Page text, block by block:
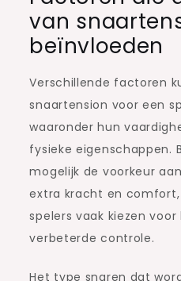
van
beïnvloeden
Verschillende factoren
snaartension voor een
waaronder hun
fysieke eigenschappen.
mogelijk de voorkeur
extra kracht en
spelers vaak kiezen
verbeterde controle.
Het type snaren dat